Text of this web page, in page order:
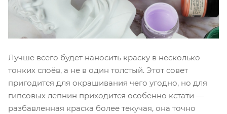
Лучше всего будет наносить краску в несколько
тонких слоёв, а не в один толстый. Этот совет
пригодится для окрашивания чего угодно, но для
гипсовых лепнин приходится особенно кстати —
разбавленная краска более текучая, она точно